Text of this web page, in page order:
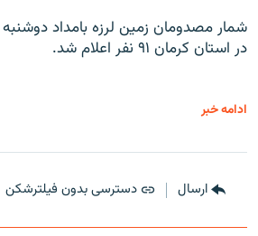
شمار مصدومان زمین لرزه بامداد
در استان کرمان ۹۱ نفر اعلام شد.
ادامه خبر
ارسال دسترسی بدون فیلترشکن